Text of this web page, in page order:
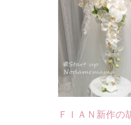
ＦＩＡＮ新作の